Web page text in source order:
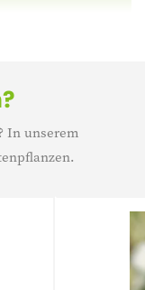
In unserem